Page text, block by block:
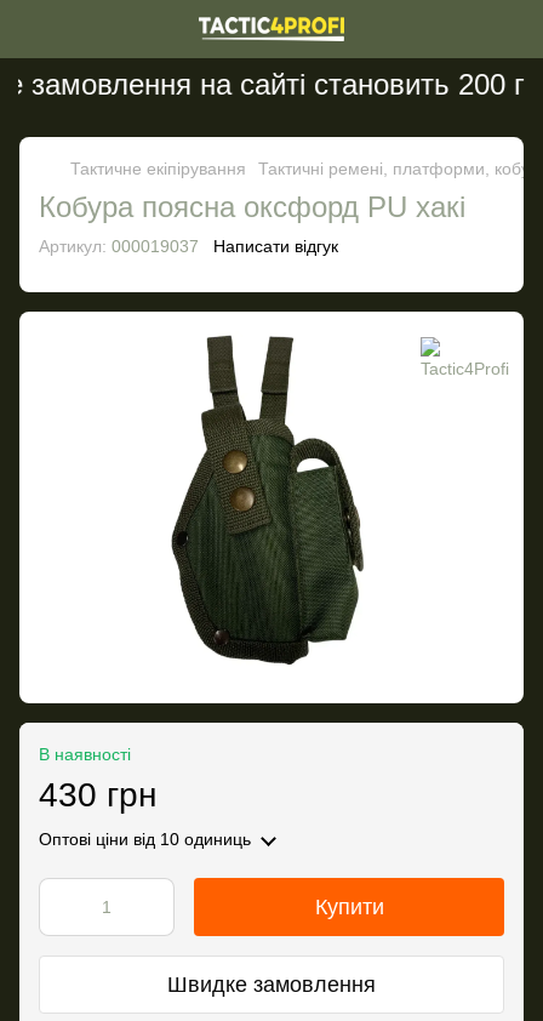
на сайті становить 200 грн
Тактичне екіпірування Тактичні ремені, платформи,
Кобура поясна оксфорд PU хакі
Артикул: 000019037 Написати відгук
В наявності
430 грн
Оптові ціни від 10 одиниць
Купити
Швидке замовлення